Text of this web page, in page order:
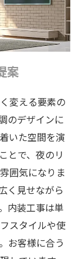
案
変える要素の
のデザインに
いた空間を演
とで、夜のリ
囲気になりま
く見せながら
内装工事は単
スタイルや使
お客様に合う